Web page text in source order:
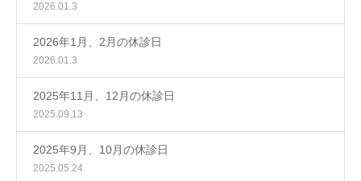
2026.01.3
2026年1月、2月の休診日
2026.01.3
2025年11月、12月の休診日
2025.09.13
2025年9月、10月の休診日
2025.05.24